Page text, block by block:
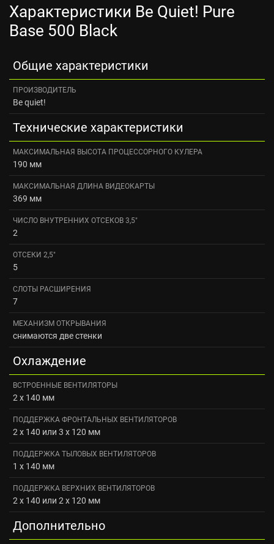
Характеристики Be Quiet! Pure
Base 500 Black
Общие характеристики
ПРОИЗВОДИТЕЛЬ
Be quiet!
Технические характеристики
МАКСИМАЛЬНАЯ ВЫСОТА ПРОЦЕССОРНОГО КУЛЕРА
190 мм
МАКСИМАЛЬНАЯ ДЛИНА ВИДЕОКАРТЫ
369 мм
ЧИСЛО ВНУТРЕННИХ ОТСЕКОВ 3,5"
2
ОТСЕКИ 2,5"
5
СЛОТЫ РАСШИРЕНИЯ
7
МЕХАНИЗМ ОТКРЫВАНИЯ
снимаются две стенки
Охлаждение
ВСТРОЕННЫЕ ВЕНТИЛЯТОРЫ
2 x 140 мм
ПОДДЕРЖКА ФРОНТАЛЬНЫХ ВЕНТИЛЯТОРОВ
2 x 140 или 3 x 120 мм
ПОДДЕРЖКА ТЫЛОВЫХ ВЕНТИЛЯТОРОВ
1 x 140 мм
ПОДДЕРЖКА ВЕРХНИХ ВЕНТИЛЯТОРОВ
2 x 140 или 2 x 120 мм
Дополнительно